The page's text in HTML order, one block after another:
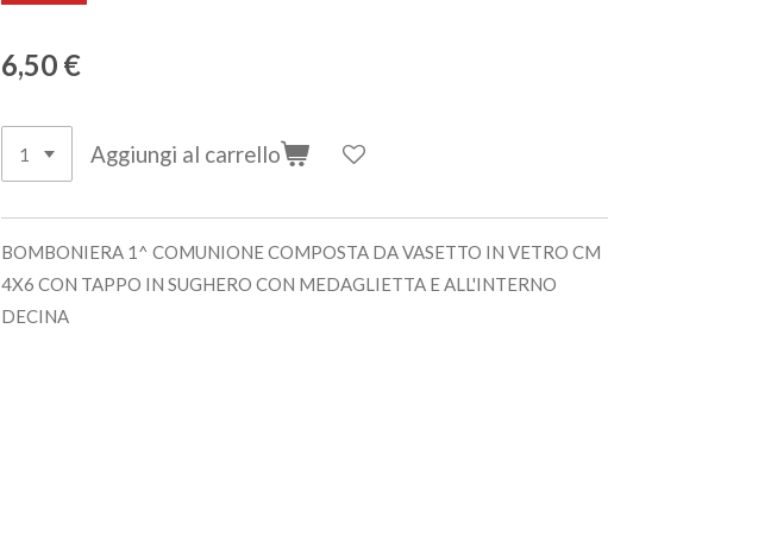
6,50 €
Aggiungi al carrello
BOMBONIERA 1^ COMUNIONE COMPOSTA DA VASETTO IN VETRO CM
4X6 CON TAPPO IN SUGHERO CON MEDAGLIETTA E ALL'INTERNO
DECINA